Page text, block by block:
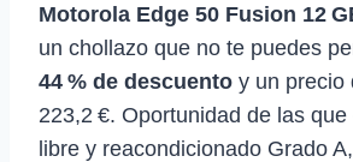
Motorola Edge 50 Fusion 12
un chollazo que no te puedes
44 % de descuento y un precio
223,2 €. Oportunidad de las que
libre y reacondicionado Grado